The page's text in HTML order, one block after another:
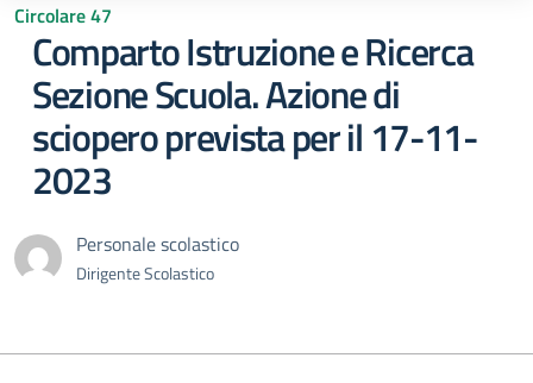
Circolare 47
Comparto Istruzione e Ricerca
Sezione Scuola. Azione di
sciopero prevista per il 17-11-
2023
Personale scolastico
Dirigente Scolastico